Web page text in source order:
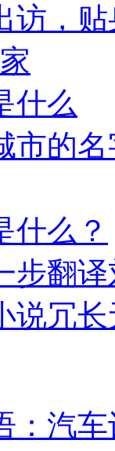
访，
什么
市的
什么？
步翻
说冗
：汽